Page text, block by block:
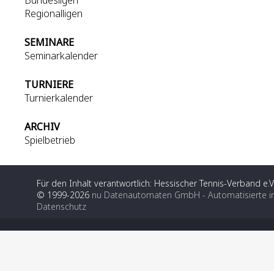
Regionalligen
SEMINARE
Seminarkalender
TURNIERE
Turnierkalender
ARCHIV
Spielbetrieb
Für den Inhalt verantwortlich: Hessischer Tennis-Verband
© 1999-2026 nu Datenautomaten GmbH - Automatisierte
Datenschutz